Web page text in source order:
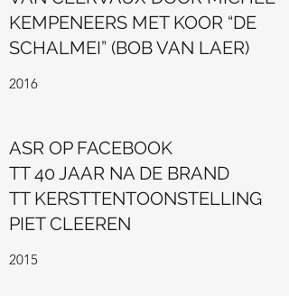
KEMPENEERS MET KOOR “DE
SCHALMEI” (BOB VAN LAER)
2016
ASR OP FACEBOOK
TT 40 JAAR NA DE BRAND
TT KERSTTENTOONSTELLING
PIET CLEEREN
2015